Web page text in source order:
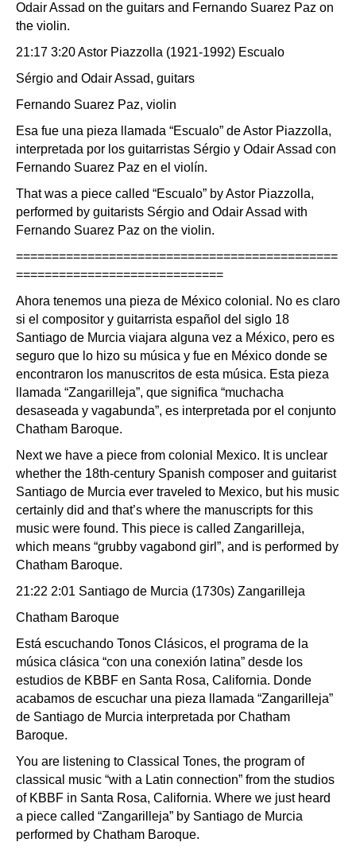
Odair Assad on the guitars and Fernando Suarez Paz on
the violin.
21:17 3:20 Astor Piazzolla (1921-1992) Escualo
Sérgio and Odair Assad, guitars
Fernando Suarez Paz, violin
Esa fue una pieza llamada “Escualo” de Astor Piazzolla,
interpretada por los guitarristas Sérgio y Odair Assad con
Fernando Suarez Paz en el violín.
That was a piece called “Escualo” by Astor Piazzolla,
performed by guitarists Sérgio and Odair Assad with
Fernando Suarez Paz on the violin.
=============================================
=============================
Ahora tenemos una pieza de México colonial. No es claro
si el compositor y guitarrista español del siglo 18
Santiago de Murcia viajara alguna vez a México, pero es
seguro que lo hizo su música y fue en México donde se
encontraron los manuscritos de esta música. Esta pieza
llamada “Zangarilleja”, que significa “muchacha
desaseada y vagabunda”, es interpretada por el conjunto
Chatham Baroque.
Next we have a piece from colonial Mexico. It is unclear
whether the 18th-century Spanish composer and guitarist
Santiago de Murcia ever traveled to Mexico, but his music
certainly did and that’s where the manuscripts for this
music were found. This piece is called Zangarilleja,
which means “grubby vagabond girl”, and is performed by
Chatham Baroque.
21:22 2:01 Santiago de Murcia (1730s) Zangarilleja
Chatham Baroque
Está escuchando Tonos Clásicos, el programa de la
música clásica “con una conexión latina” desde los
estudios de KBBF en Santa Rosa, California. Donde
acabamos de escuchar una pieza llamada “Zangarilleja”
de Santiago de Murcia interpretada por Chatham
Baroque.
You are listening to Classical Tones, the program of
classical music “with a Latin connection” from the studios
of KBBF in Santa Rosa, California. Where we just heard
a piece called “Zangarilleja” by Santiago de Murcia
performed by Chatham Baroque.